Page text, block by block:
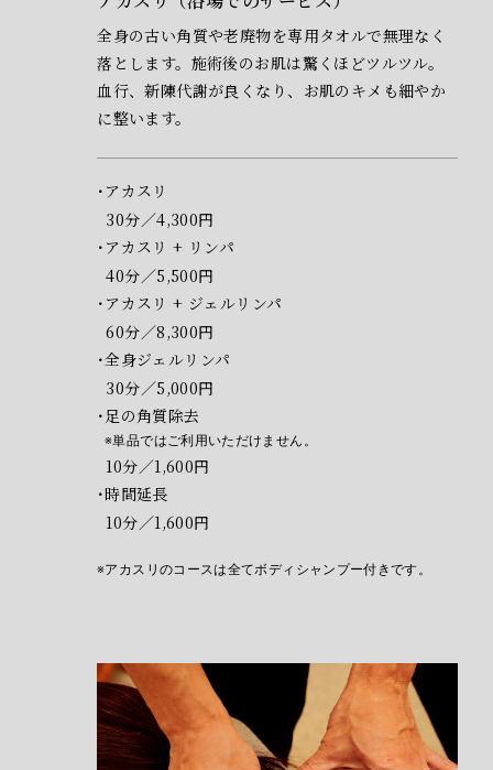
全身の古い角質や老廃物を専用タオルで無理なく
落とします。施術後のお肌は驚くほどツルツル。
血行、新陳代謝が良くなり、お肌のキメも細やか
に整います。
アカスリ
30分／4,300円
アカスリ + リンパ
40分／5,500円
アカスリ + ジェルリンパ
60分／8,300円
全身ジェルリンパ
30分／5,000円
足の角質除去
単品ではご利用いただけません。
10分／1,600円
時間延長
10分／1,600円
アカスリのコースは全てボディシャンプー付きです。